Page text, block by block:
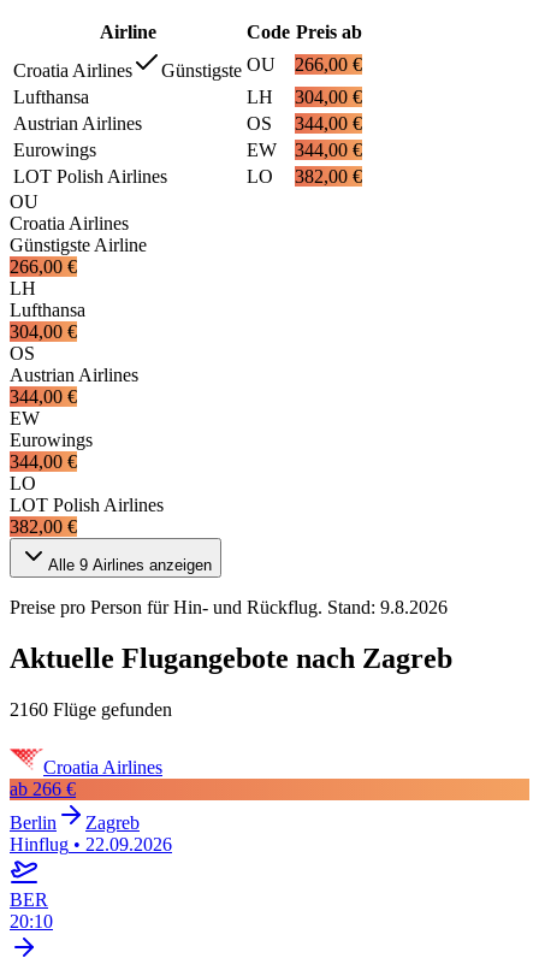
Airline Code Preis ab
Croatia Airlines
Günstigste OU
266,00 €
Lufthansa
LH
304,00 €
Austrian Airlines
OS
344,00 €
Eurowings
EW
344,00 €
LOT Polish Airlines
LO
382,00 €
OU
Croatia Airlines
Günstigste Airline
266,00 €
LH
Lufthansa
304,00 €
OS
Austrian Airlines
344,00 €
EW
Eurowings
344,00 €
LO
LOT Polish Airlines
382,00 €
Alle 9 Airlines anzeigen
Preise pro Person für Hin- und Rückflug. Stand: 9.8.2026
Aktuelle Flugangebote nach Zagreb
2160 Flüge gefunden
Croatia Airlines
ab 266 €
Berlin
Zagreb
Hinflug • 22.09.2026
BER
20:10